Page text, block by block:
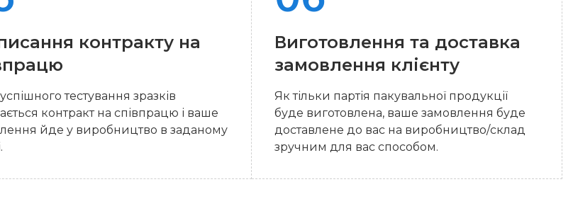
контракту на
тестування зразків
контракт на співпрацю і ваше
йде у виробництво в заданому
Виготовлення та доставка
замовлення клієнту
Як тільки партія пакувальної продукції
буде виготовлена, ваше замовлення буде
доставлене до вас на виробництво/склад
зручним для вас способом.